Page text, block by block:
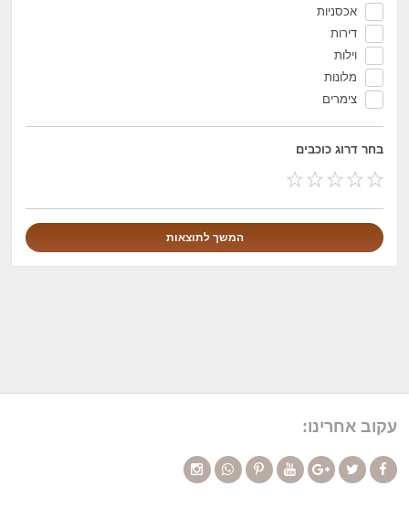
אכסניות
דירות
וילות
מלונות
צימרים
בחר דרוג כוכבים
עקוב אחרינו: